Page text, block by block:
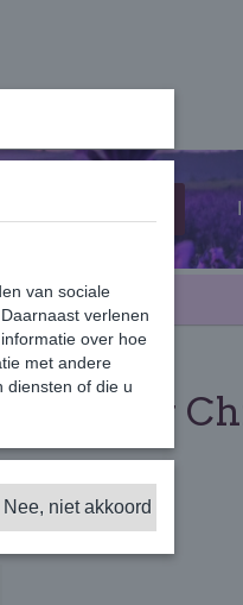
SALE
A Merry
van sociale
verlenen
over hoe
met andere
diensten of die u
Nee, niet akkoord